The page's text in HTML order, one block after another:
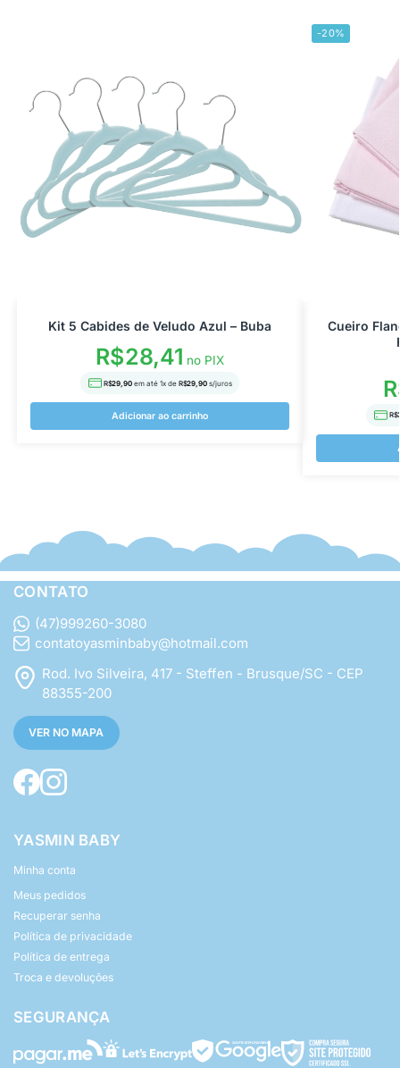
Kit 5 Cabides de Veludo Azul – Buba
R$28,41 no PIX
R$29,90 em até 1x de R$29,90s/juros
Adicionar ao carrinho
-20%
Cueiro
R$
CONTATO
(47)999260-3080
contatoyasminbaby@hotmail.com
Rod. Ivo Silveira, 417 - Steffen - Brusque/SC - CEP
88355-200
VER NO MAPA
YASMIN BABY
Minha conta
Meus pedidos
Recuperar senha
Política de privacidade
Política de entrega
Troca e devoluções
SEGURANÇA